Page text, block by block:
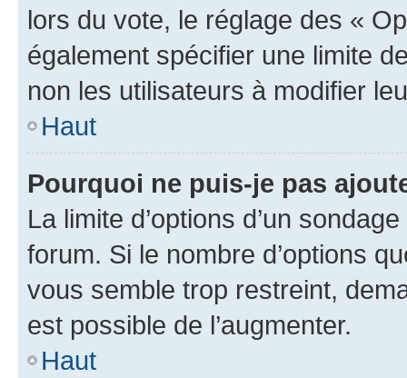
lors du vote, le réglage des «
également spécifier une limite
non les utilisateurs à modifier
Haut
Pourquoi ne puis-je pas
La limite d’options d’un
forum. Si le nombre d’options
vous semble trop restreint,
est possible de l’augmenter.
Haut